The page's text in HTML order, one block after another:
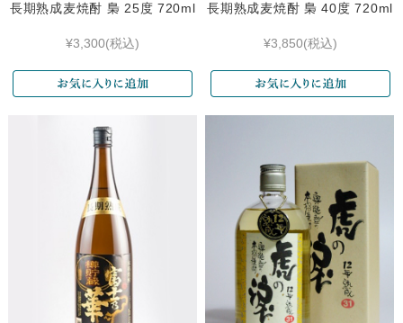
長期熟成麦焼酎 梟 25度 720ml
¥3,300(税込)
長期熟成麦焼酎 梟 40度 720ml
¥3,850(税込)